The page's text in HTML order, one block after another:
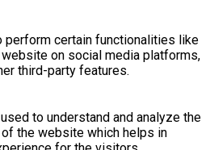
perform certain functionalities like
on social media platforms,
third-party features.
to understand and analyze the
the website which helps in